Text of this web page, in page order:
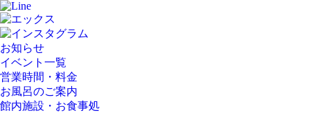
お知らせ
イベント一覧
営業時間・料金
お風呂のご案内
館内施設・お食事処